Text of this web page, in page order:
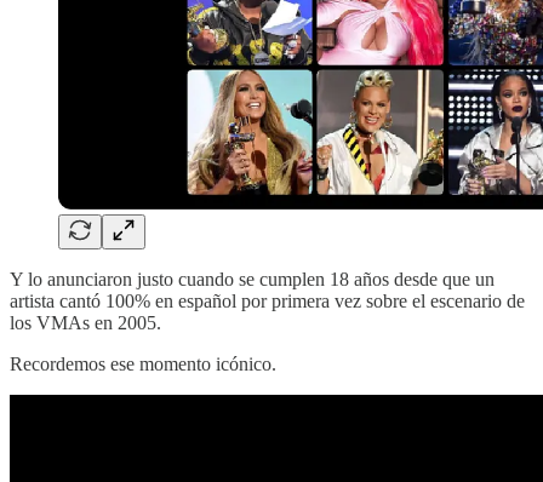
Y lo anunciaron justo cuando se cumplen 18 años desde que un
artista cantó 100% en español por primera vez sobre el escenario de
los VMAs en 2005.
Recordemos ese momento icónico.